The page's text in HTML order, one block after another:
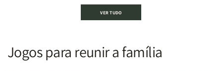
Almeida
Bíblia
Almeida
Bíblia
PPM
|
VER TUDO
Jogos para reunir a família